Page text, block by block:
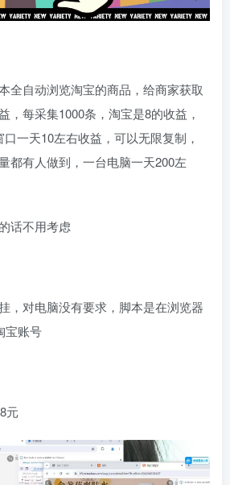
全自动浏览淘宝的商品，给商家获取
，每采集1000条，淘宝是8的收益，
一天10左右收益，可以无限复制，
都有人做到，一台电脑一天200左
话不用考虑
，对电脑没有要求，脚本是在浏览器
宝账号
元